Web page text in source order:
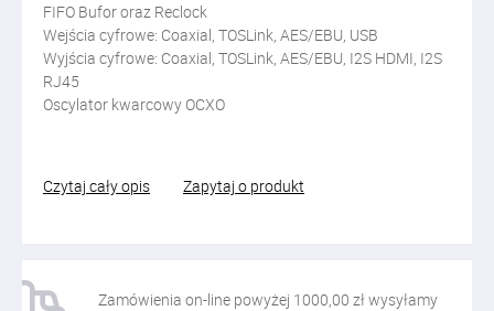
FIFO Bufor oraz Reclock
Wejścia cyfrowe: Coaxial, TOSLink, AES/EBU, USB
Wyjścia cyfrowe: Coaxial, TOSLink, AES/EBU, I2S HDMI, I2S
RJ45
Oscylator kwarcowy OCXO
Czytaj cały opis Zapytaj o produkt
Zamówienia on-line powyżej 1000,00 zł wysyłamy